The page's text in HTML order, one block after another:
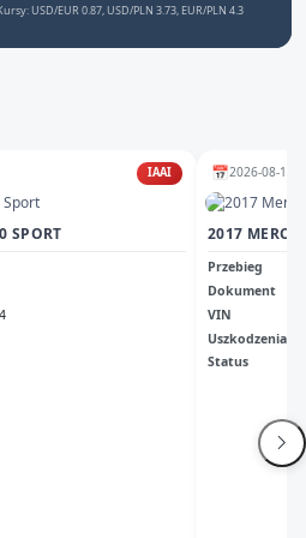
USD/EUR 0.87, USD/PLN 3.73, EUR/PLN 4.3
IAAI
SPORT
📅2026-08-12
Przebieg
Dokument
VIN
Uszkodzenia
Status